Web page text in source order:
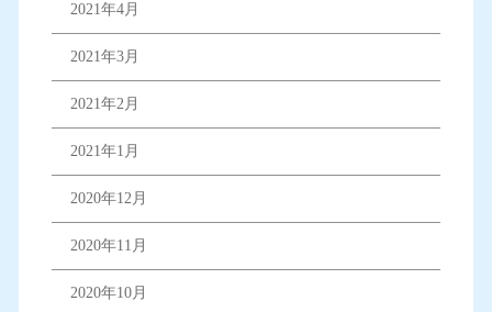
2021年4月
2021年3月
2021年2月
2021年1月
2020年12月
2020年11月
2020年10月